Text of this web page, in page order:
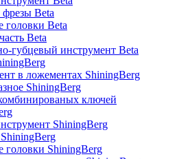
Beta
головки Beta
Beta
губцевый инструмент Beta
в ложементах ShiningBerg
ShiningBerg
ключей
ShiningBerg
головки ShiningBerg